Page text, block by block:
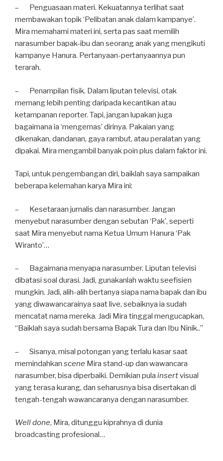
– Penguasaan materi. Kekuatannya terlihat saat
membawakan topik ‘Pelibatan anak dalam kampanye’.
Mira memahami materi ini, serta pas saat memilih
narasumber bapak-ibu dan seorang anak yang mengikuti
kampanye Hanura. Pertanyaan-pertanyaannya pun
terarah.
– Penampilan fisik. Dalam liputan televisi, otak
memang lebih penting daripada kecantikan atau
ketampanan reporter. Tapi, jangan lupakan juga
bagaimana ia ‘mengemas’ dirinya. Pakaian yang
dikenakan, dandanan, gaya rambut, atau peralatan yang
dipakai. Mira mengambil banyak poin plus dalam faktor ini.
Tapi, untuk pengembangan diri, baiklah saya sampaikan
beberapa kelemahan karya Mira ini:
– Kesetaraan jurnalis dan narasumber. Jangan
menyebut narasumber dengan sebutan ‘Pak’, seperti
saat Mira menyebut nama Ketua Umum Hanura ‘Pak
Wiranto’…
– Bagaimana menyapa narasumber. Liputan televisi
dibatasi soal durasi. Jadi, gunakanlah waktu seefisien
mungkin. Jadi, alih-alih bertanya siapa nama bapak dan ibu
yang diwawancarainya saat live, sebaiknya ia sudah
mencatat nama mereka. Jadi Mira tinggal mengucapkan,
“Baiklah saya sudah bersama Bapak Tura dan Ibu Ninik..”
– Sisanya, misal potongan yang terlalu kasar saat
memindahkan scene Mira stand-up dan wawancara
narasumber, bisa diperbaiki. Demikian pula insertvisual
yang terasa kurang, dan seharusnya bisa disertakan di
tengah-tengah wawancaranya dengan narasumber.
Well done, Mira, ditunggu kiprahnya di dunia
broadcasting profesional…